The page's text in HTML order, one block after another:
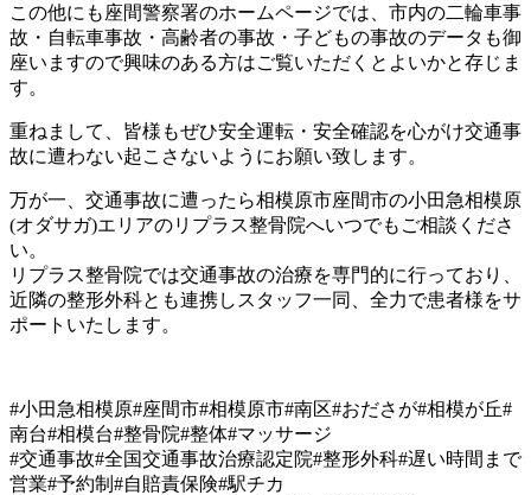
この他にも座間警察署のホームページでは、市内の二輪車事
故・自転車事故・高齢者の事故・子どもの事故のデータも御
座いますので興味のある方はご覧いただくとよいかと存じま
す。
重ねまして、皆様もぜひ安全運転・安全確認を心がけ交通事
故に遭わない起こさないようにお願い致します。
万が一、交通事故に遭ったら相模原市座間市の小田急相模原
(オダサガ)エリアのリプラス整骨院へいつでもご相談くださ
い。
リプラス整骨院では交通事故の治療を専門的に行っており、
近隣の整形外科とも連携しスタッフ一同、全力で患者様をサ
ポートいたします。
#小田急相模原#座間市#相模原市#南区#おださが#相模が丘#
南台#相模台#整骨院#整体#マッサージ
#交通事故#全国交通事故治療認定院#整形外科#遅い時間まで
営業#予約制#自賠責保険#駅チカ